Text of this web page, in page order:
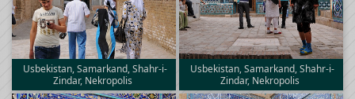
Usbekistan, Samarkand, Shahr-i-
Zindar, Nekropolis
Usbekistan, Samarkand, Shahr-i-
Zindar, Nekropolis